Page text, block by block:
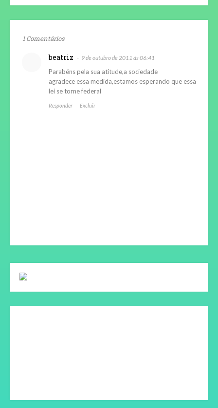
1 Comentários
beatriz 9 de outubro de 2011 às 06:41
Parabéns pela sua atitude,a sociedade
agradece essa medida,estamos esperando que essa
lei se torne federal
Responder Excluir